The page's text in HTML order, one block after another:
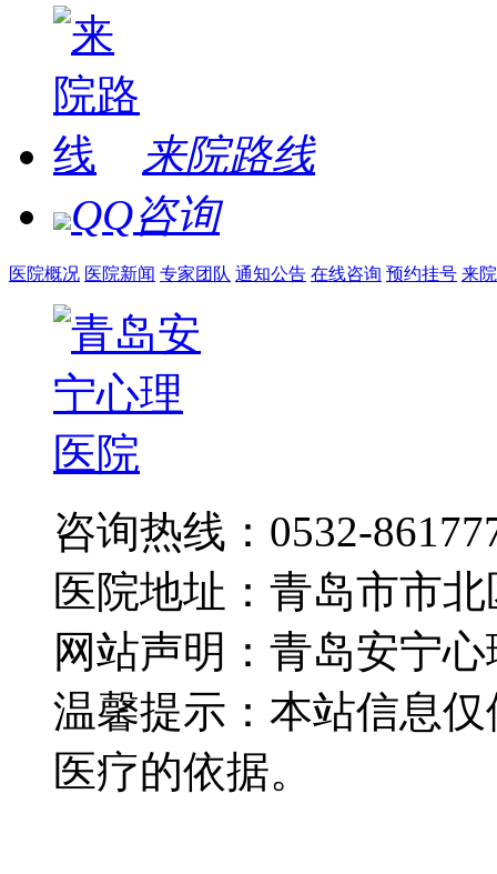
来院路线
QQ咨询
医院概况 医院新闻 专家团队 通知公告 在线咨询 预约挂号 来
咨询热线：0532-
医院地址：青岛市市
网站声明：青岛安宁
温馨提示：本站信息
医疗的依据。